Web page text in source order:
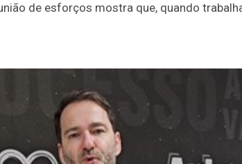
de esforços mostra que, quando